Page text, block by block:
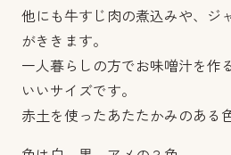
他にも牛すじ肉の煮込みや、ジ
がききます。
一人暮らしの方でお味噌汁を作
いいサイズです。
赤土を使ったあたたかみのある